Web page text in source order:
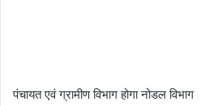
पंचायत एवं ग्रामीण विभाग होगा नोडल विभाग